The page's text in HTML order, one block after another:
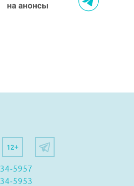
12+
5957
5953